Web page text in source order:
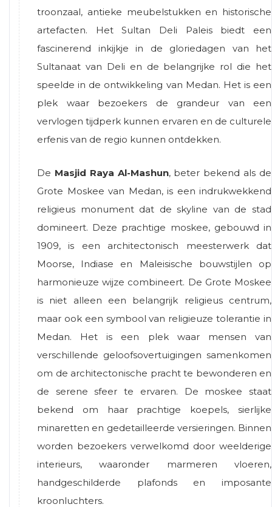
troonzaal, antieke meubelstukken en historische
artefacten. Het Sultan Deli Paleis biedt een
fascinerend inkijkje in de gloriedagen van het
Sultanaat van Deli en de belangrijke rol die het
speelde in de ontwikkeling van Medan. Het is een
plek waar bezoekers de grandeur van een
vervlogen tijdperk kunnen ervaren en de culturele
erfenis van de regio kunnen ontdekken.
De Masjid Raya Al-Mashun, beter bekend als de
Grote Moskee van Medan, is een indrukwekkend
religieus monument dat de skyline van de stad
domineert. Deze prachtige moskee, gebouwd in
1909, is een architectonisch meesterwerk dat
Moorse, Indiase en Maleisische bouwstijlen op
harmonieuze wijze combineert. De Grote Moskee
is niet alleen een belangrijk religieus centrum,
maar ook een symbool van religieuze tolerantie in
Medan. Het is een plek waar mensen van
verschillende geloofsovertuigingen samenkomen
om de architectonische pracht te bewonderen en
de serene sfeer te ervaren. De moskee staat
bekend om haar prachtige koepels, sierlijke
minaretten en gedetailleerde versieringen. Binnen
worden bezoekers verwelkomd door weelderige
interieurs, waaronder marmeren vloeren,
handgeschilderde plafonds en imposante
kroonluchters.